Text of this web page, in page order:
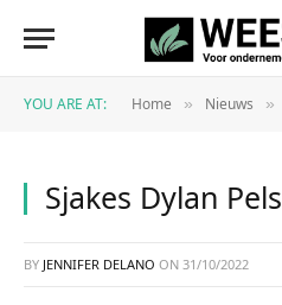
YOU ARE AT: Home » Nieuws »
Sjakes Dylan Pels
BY JENNIFER DELANO ON 31/10/2022